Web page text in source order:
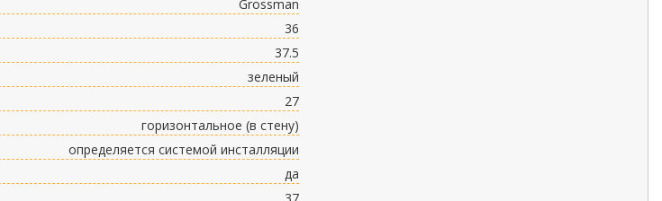
Grossman
36
37.5
зеленый
27
горизонтальное (в стену)
определяется системой инсталляции
да